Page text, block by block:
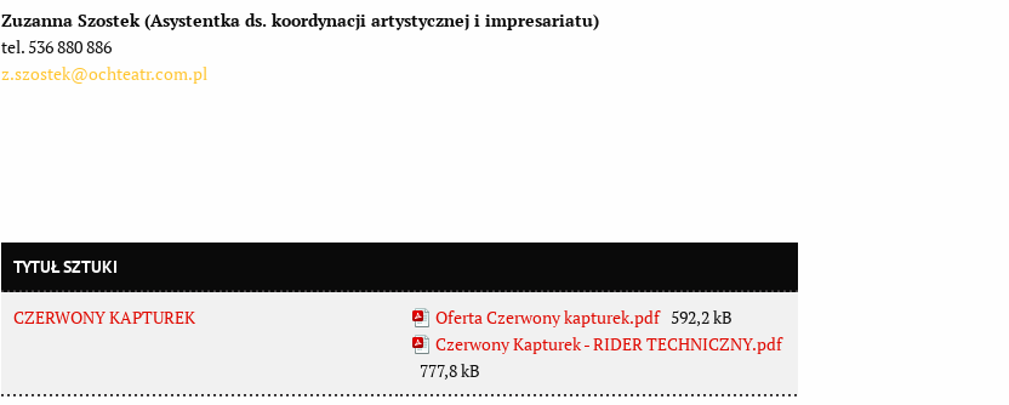
Zuzanna Szostek (Asystentka ds. koordynacji artystycznej i impresariatu)
tel. 536 880 886
z.szostek@ochteatr.com.pl
TYTUŁ SZTUKI
CZERWONY KAPTUREK Oferta Czerwony kapturek.pdf 592,2 kB
Czerwony Kapturek - RIDER TECHNICZNY.pdf
777,8 kB